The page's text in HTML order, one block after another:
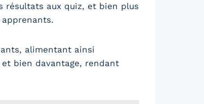
résultats aux quiz, et bien plus
alimentant ainsi
et bien davantage, rendant